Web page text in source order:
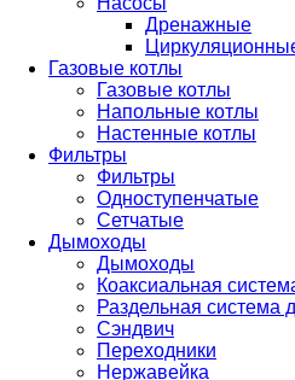
Дренажные
Газовые котлы
Газовые котлы
Напольные котлы
Настенные котлы
Фильтры
Фильтры
Одноступенчатые
Сетчатые
Дымоходы
Дымоходы
Коаксиальная
Раздельная система
Сэндвич
Переходники
Нержавейка